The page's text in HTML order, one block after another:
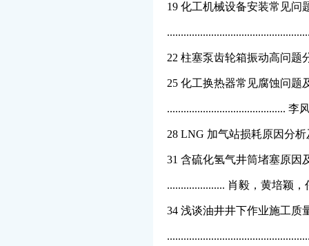
19 化工机械设备安装常见问
22 柱塞泵齿轮箱振动高问题
25 化工换热器常见腐蚀问题
...........................................
28 LNG 加气站损耗原因分
31 含硫化氢气井筒堵塞原因
..................... 肖毅，黄培颖
34 浅谈油井井下作业施工质